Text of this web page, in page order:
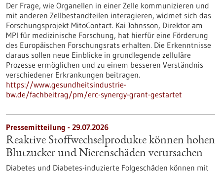
Der Frage, wie Organellen in einer Zelle kommunizieren und
mit anderen Zellbestandteilen interagieren, widmet sich das
Forschungsprojekt MitoContact. Kai Johnsson, Direktor am
MPI für medizinische Forschung, hat hierfür eine Förderung
des Europäischen Forschungsrats erhalten. Die Erkenntnisse
daraus sollen neue Einblicke in grundlegende zelluläre
Prozesse ermöglichen und zu einem besseren Verständnis
verschiedener Erkrankungen beitragen.
https://www.gesundheitsindustrie-
bw.de/fachbeitrag/pm/erc-synergy-grant-gestartet
Pressemitteilung - 29.07.2026
Reaktive Stoffwechselprodukte können hohen
Blutzucker und Nierenschäden verursachen
Diabetes und Diabetes-induzierte Folgeschäden können mit